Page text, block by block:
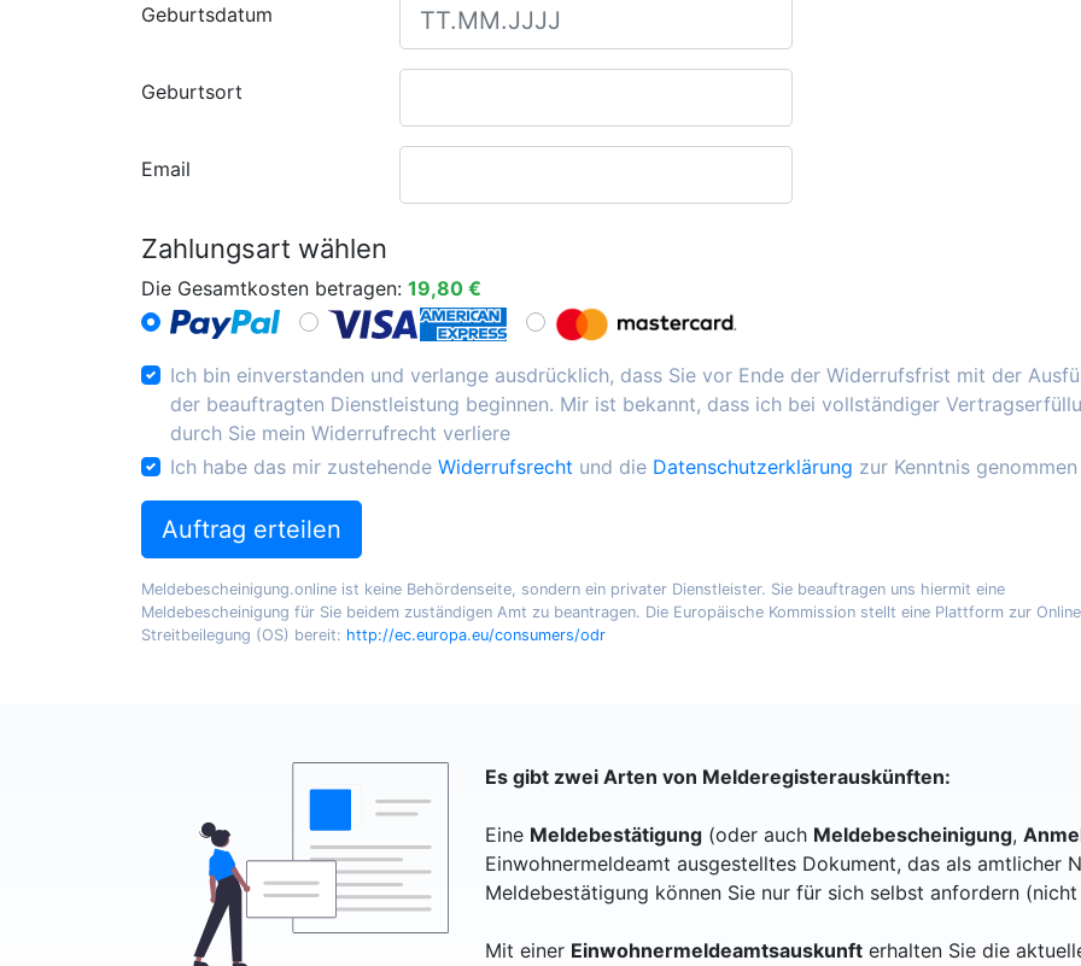
Geburtsdatum
Geburtsort
Email
Zahlungsart wählen
Die Gesamtkosten betragen: 19,80 €
Ich bin einverstanden und verlange ausdrücklich, dass Sie vor Ende der Widerrufsfrist mit der
der beauftragten Dienstleistung beginnen. Mir ist bekannt, dass ich bei vollständiger
durch Sie mein Widerrufrecht verliere
Ich habe das mir zustehende Widerrufsrecht und die Datenschutzerklärung zur Kenntnis genommen
Auftrag erteilen
Meldebescheinigung.online ist keine Behördenseite, sondern ein privater Dienstleister. Sie beauftragen uns hiermit eine
Meldebescheinigung für Sie beidem zuständigen Amt zu beantragen. Die Europäische Kommission stellt eine Plattform zur
Streitbeilegung (OS) bereit: http://ec.europa.eu/consumers/odr
Es gibt zwei Arten von Melderegisterauskünften:
Eine Meldebestätigung (oder auch Meldebescheinigung,
Einwohnermeldeamt ausgestelltes Dokument, das als amtlicher
Meldebestätigung können Sie nur für sich selbst anfordern
Mit einer Einwohnermeldeamtsauskunft erhalten Sie die